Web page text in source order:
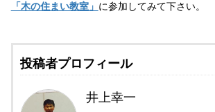
「木の住まい教室」 に参加してみて下さい。
投稿者プロフィール
井上幸一